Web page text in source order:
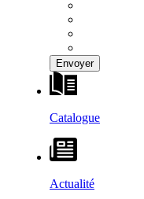
Catalogue
Actualité